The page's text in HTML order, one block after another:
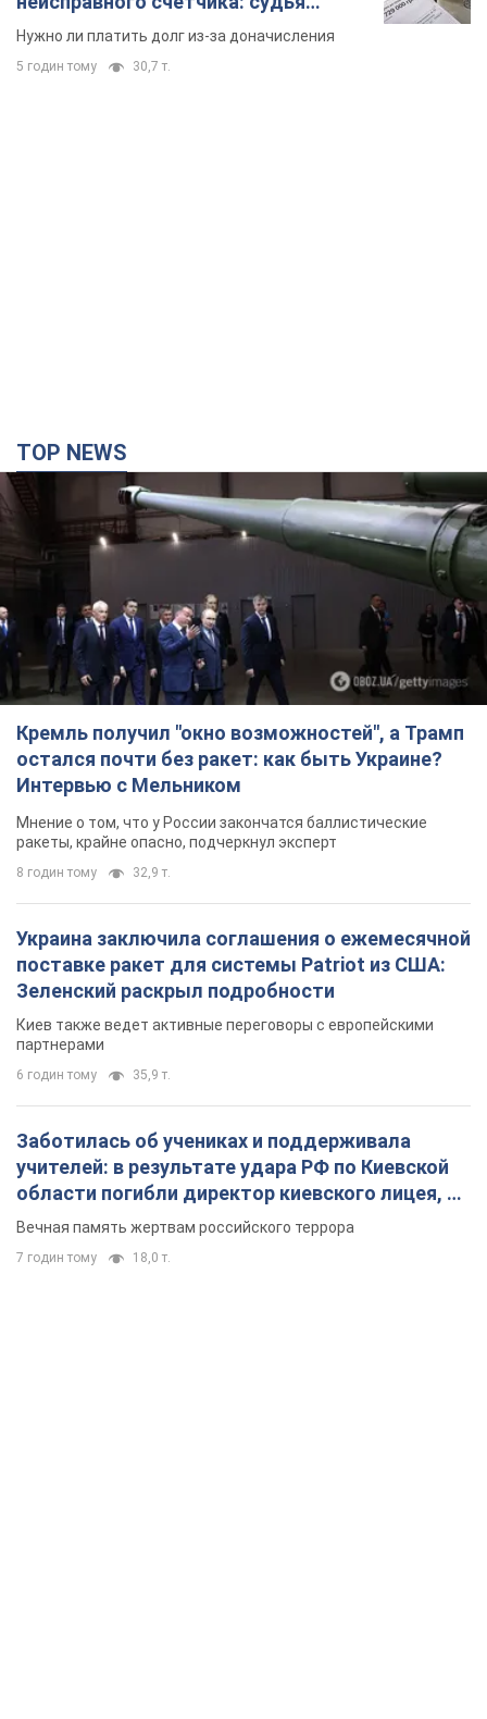
вынес неожиданное решение
Нужно ли платить долг из-за доначисления
5 годин тому 30,7 т.
TOP NEWS
Кремль получил "окно возможностей", а Трамп
остался почти без ракет: как быть Украине?
Интервью с Мельником
Мнение о том, что у России закончатся баллистические
ракеты, крайне опасно, подчеркнул эксперт
8 годин тому 32,9 т.
Украина заключила соглашения о ежемесячной
поставке ракет для системы Patriot из США:
Зеленский раскрыл подробности
Киев также ведет активные переговоры с европейскими
партнерами
6 годин тому 35,9 т.
Заботилась об учениках и поддерживала
учителей: в результате удара РФ по Киевской
области погибли директор киевского лицея, её
муж и внук
Вечная память жертвам российского террора
7 годин тому 18,0 т.